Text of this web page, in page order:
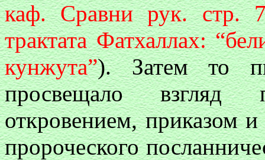
каф. Сравни рук. стр.
трактата Фатхаллах:
кунжута”). Затем то
просвещало взгляд
откровением, приказом
пророческого